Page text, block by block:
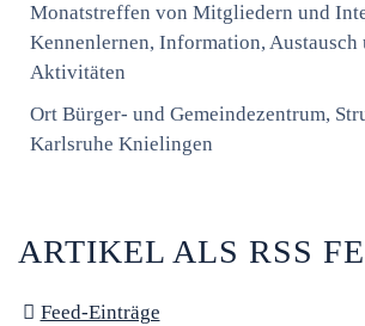
Monatstreffen von Mitgliedern und
Kennenlernen, Information, Austausch
Aktivitäten
Ort Bürger- und Gemeindezentrum,
Karlsruhe Knielingen
ARTIKEL ALS RSS
Feed-Einträge